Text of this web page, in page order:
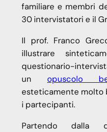
familiare e membri
30 intervistatori e il
Il prof. Franco
illustrare
questionario-
un opuscolo
esteticamente molto
i partecipanti.
Partendo dalla